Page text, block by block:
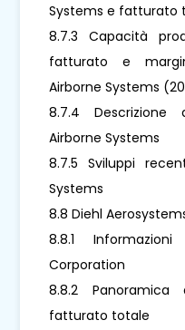
Systems e fatturato
8.7.3 Capacità
fatturato e
Airborne Systems
8.7.4 Descrizione
Airborne Systems
8.7.5 Sviluppi
Systems
8.8 Diehl
8.8.1
Corporation
8.8.2
fatturato totale